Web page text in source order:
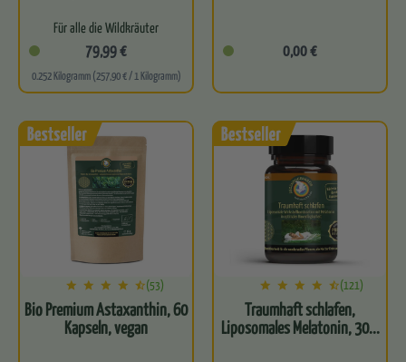
Für alle die Wildkräuter
lieben
Leitet natürlich
Schadstoffe aus
Perfekte Basis für eine
gesunde…
79,99 €
0.252 Kilogramm (257,90 € / 1 Kilogramm)
(121)
Traumhaft schlafen,
Liposomales Melatonin, 30...
(53)
Bio Premium Astaxanthin, 60
Kapseln, vegan
0,00 €